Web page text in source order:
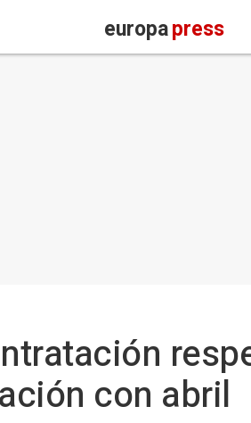
europapress
con abril